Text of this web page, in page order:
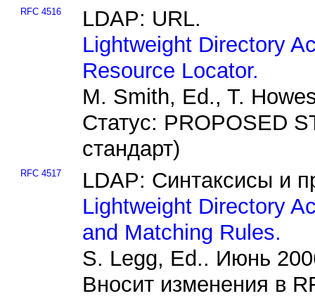
RFC 4516
LDAP: URL.
Lightweight Directory
Resource Locator.
M. Smith, Ed., T.
Статус: PROPOSED
стандарт)
RFC 4517
LDAP: Синтаксисы и
Lightweight Directory
and Matching Rules.
S. Legg, Ed.. Июнь
Вносит изменения в